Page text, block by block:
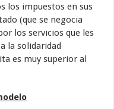
los impuestos en sus
(que se negocia
los servicios que les
la solidaridad
es muy superior al